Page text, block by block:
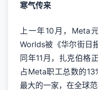
寒气传来
上一年10月，Meta
Worlds被《华尔街日
同年11月，扎克伯格
占Meta职工总数的
最大的一家，在全球范